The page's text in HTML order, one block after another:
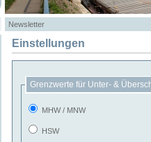
Newsletter
Einstellungen
Grenzwerte für Unter- &
MHW / MNW
HSW